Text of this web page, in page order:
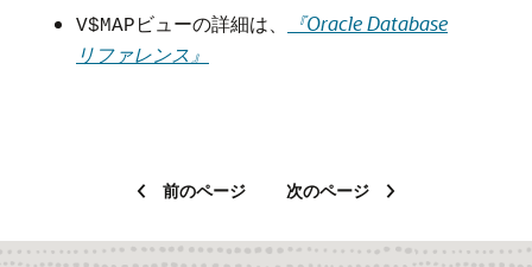
V$MAP ビューの詳細は、
『Oracle Database
リファレンス』
前のページ 次のページ